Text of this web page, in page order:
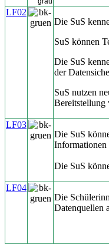
LF02
Die SuS
SuS können
Die SuS
der
SuS nutzen
Bereitstellung
LF03
Die SuS
Informationen
Die SuS
LF04
Die
Datenquellen